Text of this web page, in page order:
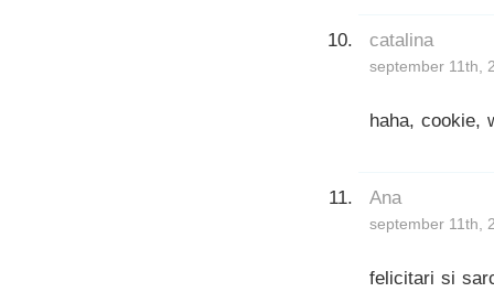
catalina
september 11th,
haha, cookie,
Ana
september 11th,
felicitari si